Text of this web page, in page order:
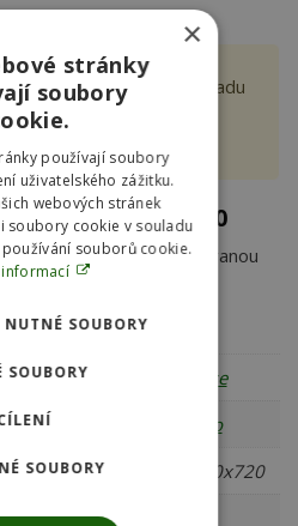
cenově zvýhodněnou sadu
14000
. Získáte filtraci +
CWS 14000
CWS 14000 s integrovanou
Oase
Ano
380x380x720
×
stránky
soubory
používají soubory
uživatelského zážitku.
webových stránek
soubory cookie v souladu
souborů cookie.
informací
SOUBORY
SOUBORY
SOUBORY